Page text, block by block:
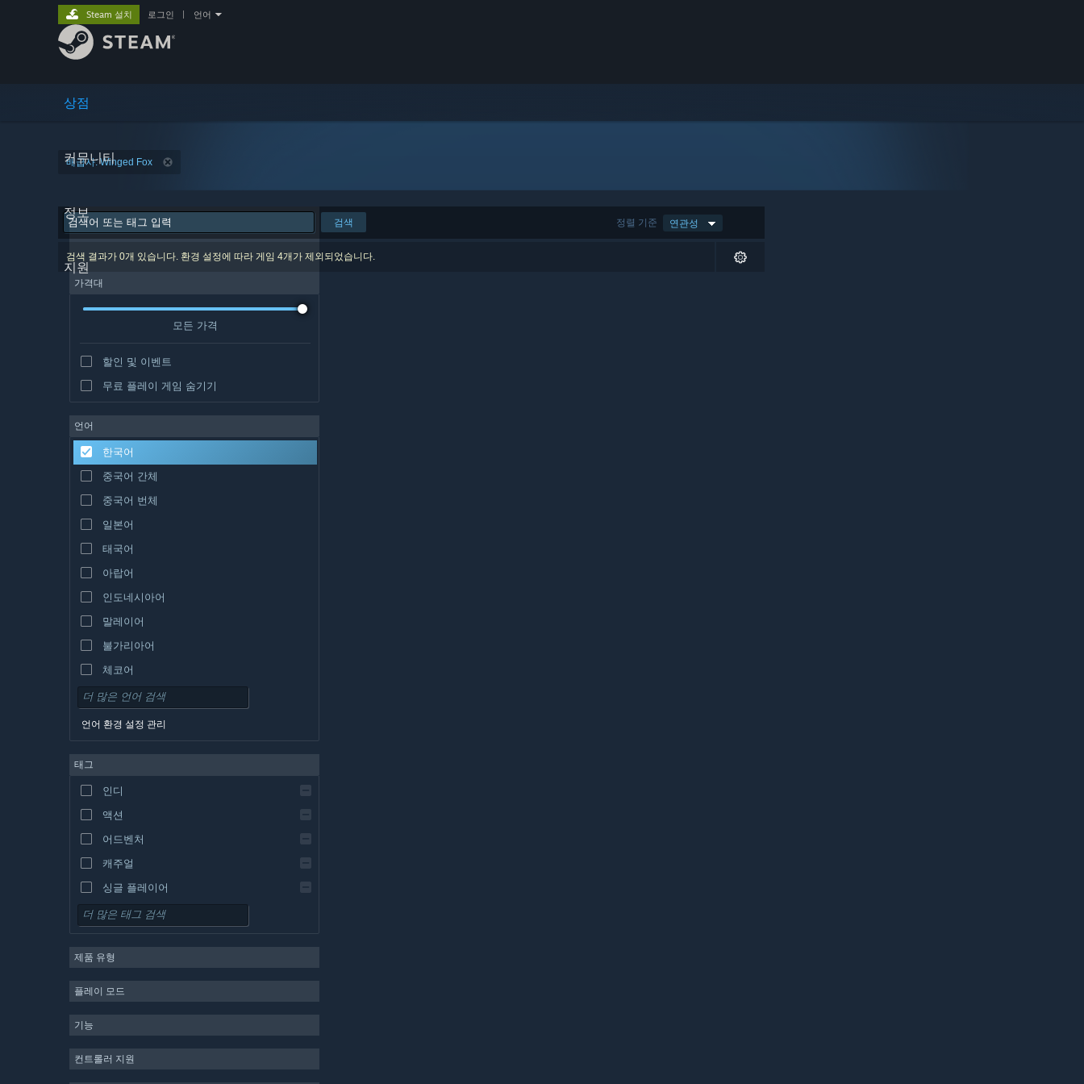
상점
커뮤니티
정보
지원
Steam 설치 로그인 언어
배급사: Winged Fox
정렬 기준 연관성
검색
검색 결과가 0개 있습니다. 환경 설정에 따라 게임 4개가 제외되었습니다.
가격대
모든 가격
할인 및 이벤트
무료 플레이 게임 숨기기
언어
한국어
중국어 간체
중국어 번체
일본어
태국어
아랍어
인도네시아어
말레이어
불가리아어
체코어
덴마크어
독일어
스페인어 - 중남미
그리스어
언어 환경 설정 관리
태그
인디
액션
어드벤처
캐주얼
싱글 플레이어
시뮬레이션
전략
무료 플레이
제품 유형
플레이 모드
기능
컨트롤러 지원